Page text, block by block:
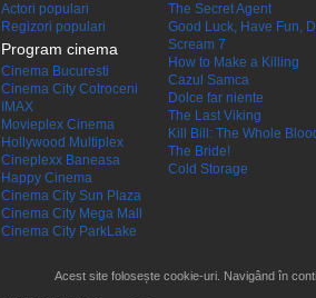
Actori populari
Regizori populari
Program cinema
Cinema Bucuresti
Cinema City Cotroceni
IMAX
Movieplex Cinema
Hollywood Multiplex
Cineplexx Baneasa
Happy Cinema
Cinema City Sun Plaza
Cinema City Mega Mall
Cinema City ParkLake
The Secret Agent
Good Luck, Have Fun,
Scream 7
How to Make a Killing
Cazul Samca
Dolce far niente
The Last Viking
Kill Bill: The Whole
The Bride!
Cold Storage
Acest site folosește cookie-uri. Navigând în